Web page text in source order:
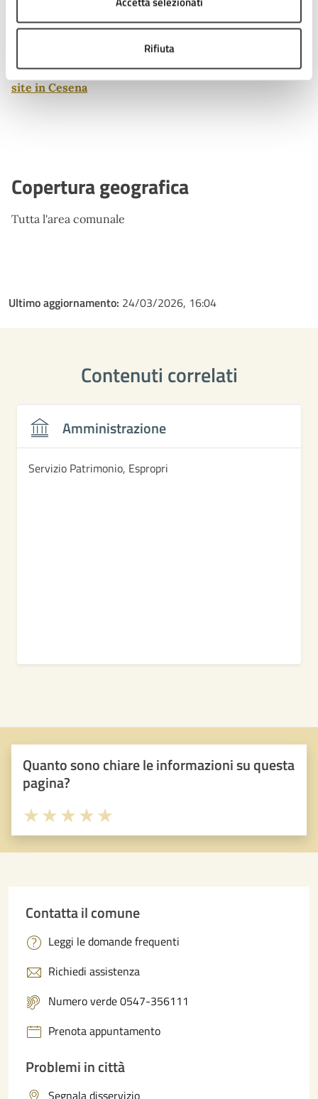
Rifiuta
Ulteriori informazioni
Bando pubblico per l’assegnazione di lotti di edilizia re
sidenziale pubblica (E.R.P.) in Aree di Trasformazione
site in Cesena
Copertura geografica
Tutta l'area comunale
Ultimo aggiornamento: 24/03/2026, 16:04
Contenuti correlati
Amministrazione
Servizio Patrimonio, Espropri
Quanto sono chiare le informazioni su questa
pagina?
Valuta 5 stelle su 5
Valuta 4 stelle su 5
Valuta 3 stelle su 5
Valuta 2 stelle su 5
Valuta 1 stelle su 5
Contatta il comune
Leggi le domande frequenti
Richiedi assistenza
Numero verde 0547-356111
Prenota appuntamento
Problemi in città
Segnala disservizio